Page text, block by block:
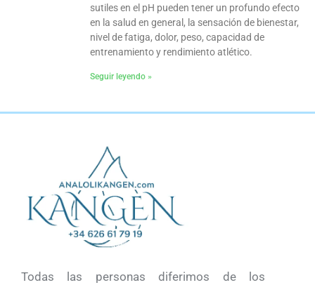
sutiles en el pH pueden tener un profundo efecto
en la salud en general, la sensación de bienestar,
nivel de fatiga, dolor, peso, capacidad de
entrenamiento y rendimiento atlético.
Seguir leyendo »
Todas las personas diferimos de los